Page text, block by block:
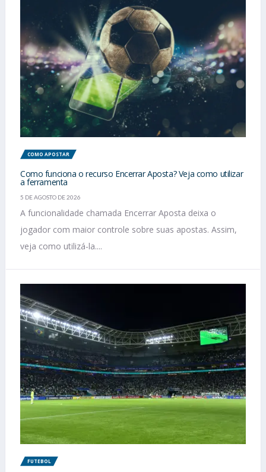
COMO APOSTAR
Como funciona o recurso Encerrar Aposta? Veja como utilizar
a ferramenta
5 DE AGOSTO DE 2026
A funcionalidade chamada Encerrar Aposta deixa o
jogador com maior controle sobre suas apostas. Assim,
veja como utilizá-la....
FUTEBOL